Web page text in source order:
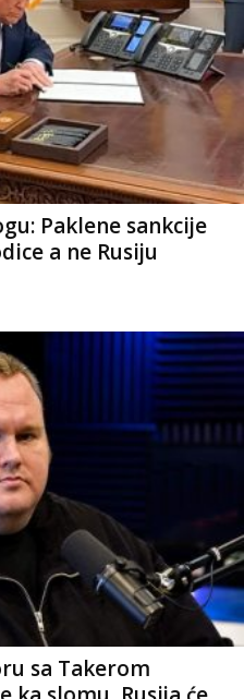
Paklene sankcije
a ne Rusiju
sa Takerom